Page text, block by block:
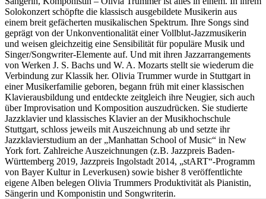
Solokonzert schöpfte die klassisch ausgebildete Musikerin aus
einem breit gefächerten musikalischen Spektrum. Ihre Songs sind
geprägt von der Unkonventionalität einer Vollblut-Jazzmusikerin
und weisen gleichzeitig eine Sensibilität für populäre Musik und
Singer/Songwriter-Elemente auf. Und mit ihren Jazzarrangements
von Werken J. S. Bachs und W. A. Mozarts stellt sie wiederum die
Verbindung zur Klassik her. Olivia Trummer wurde in Stuttgart in
einer Musikerfamilie geboren, begann früh mit einer klassischen
Klavierausbildung und entdeckte zeitgleich ihre Neugier, sich auch
über Improvisation und Komposition auszudrücken. Sie studierte
Jazzklavier und klassisches Klavier an der Musikhochschule
Stuttgart, schloss jeweils mit Auszeichnung ab und setzte ihr
Jazzklavierstudium an der „Manhattan School of Music“ in New
York fort. Zahlreiche Auszeichnungen (z.B. Jazzpreis Baden-
Württemberg 2019, Jazzpreis Ingolstadt 2014, „stART“-Programm
von Bayer Kultur in Leverkusen) sowie bisher 8 veröffentlichte
eigene Alben belegen Olivia Trummers Produktivität als Pianistin,
Sängerin und Komponistin und Songwriterin.